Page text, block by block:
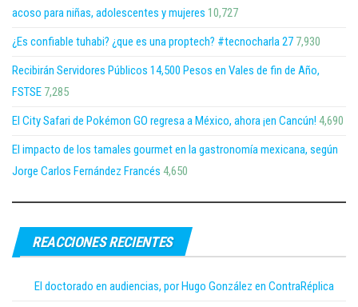
acoso para niñas, adolescentes y mujeres 10,727
¿Es confiable tuhabi? ¿que es una proptech? #tecnocharla 27 7,930
Recibirán Servidores Públicos 14,500 Pesos en Vales de fin de Año,
FSTSE 7,285
El City Safari de Pokémon GO regresa a México, ahora ¡en Cancún! 4,690
El impacto de los tamales gourmet en la gastronomía mexicana, según
Jorge Carlos Fernández Francés 4,650
REACCIONES RECIENTES
El doctorado en audiencias, por Hugo González en ContraRéplica